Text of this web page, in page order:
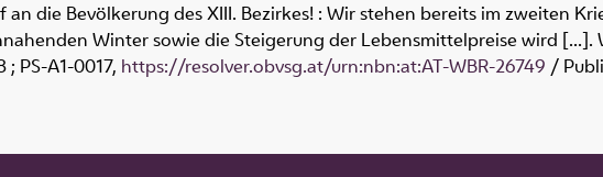
an die Bevölkerung des XIII. Bezirkes! : Wir stehen bereits im zweiten
Winter sowie die Steigerung der Lebensmittelpreise wird [...].
; PS-A1-0017, https://resolver.obvsg.at/urn:nbn:at:AT-WBR-26749 /